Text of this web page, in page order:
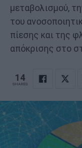
μεταβολισμού,
του
πίεσης και της
απόκρισης στο
14
SHARES